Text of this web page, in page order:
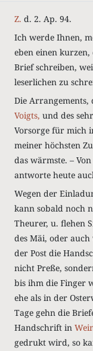
Z. d. 2. Ap. 94.
Ich werde Ihnen,
eben einen
Brief schreiben,
leserlichen zu
Die
Voigts, und des
Vorsorge für mich
meiner höchsten
das wärmste. –
antworte heute
Wegen der
kann sobald noch
Theurer, u. flehen
des Mäi, oder
der Post die
nicht Preße,
bis ihm die Finger
ehe als in der
Tage gehn die
Handschrift in
gedrukt wird, so